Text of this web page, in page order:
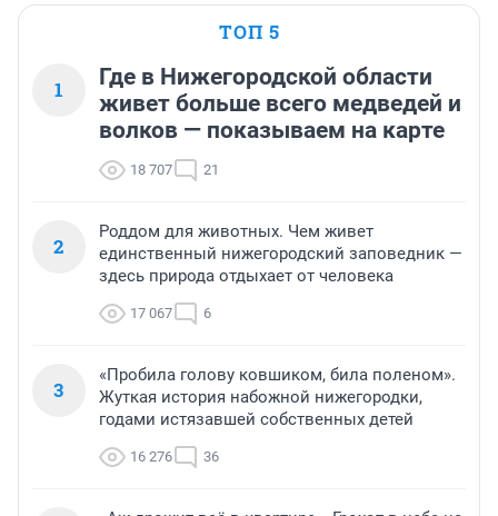
ТОП 5
1
Где в Нижегородской области
живет больше всего медведей и
волков — показываем на карте
18 707 21
2
Роддом для животных. Чем живет
единственный нижегородский заповедник —
здесь природа отдыхает от человека
17 067 6
3
«Пробила голову ковшиком, била поленом».
Жуткая история набожной нижегородки,
годами истязавшей собственных детей
16 276 36